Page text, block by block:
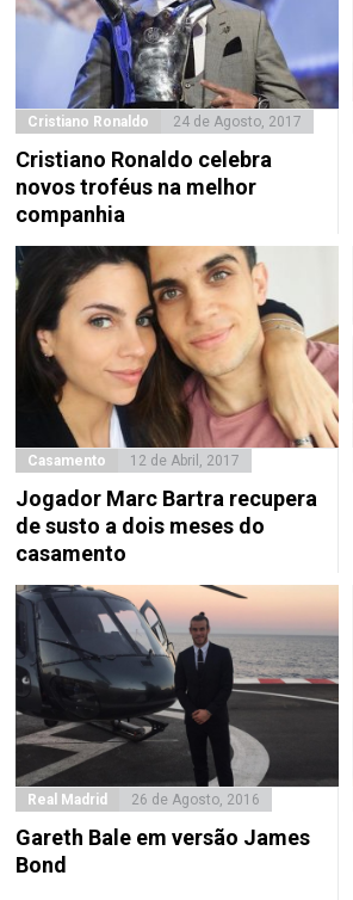
Cristiano Ronaldo 24 de Agosto, 2017
Cristiano Ronaldo celebra
novos troféus na melhor
companhia
Casamento 12 de Abril, 2017
Jogador Marc Bartra recupera
de susto a dois meses do
casamento
Real Madrid 26 de Agosto, 2016
Gareth Bale em versão James
Bond